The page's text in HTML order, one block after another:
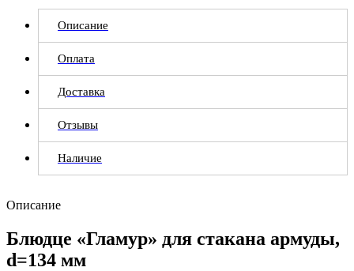
Описание
Оплата
Доставка
Отзывы
Наличие
Описание
Блюдце «Гламур» для стакана армуды,
d=134 мм